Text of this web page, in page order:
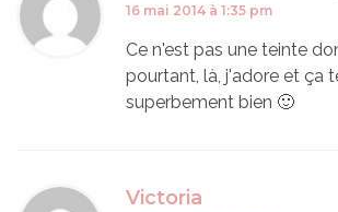
16 mai 2014 à 1:35 pm
Ce n'est pas une teinte
pourtant, là, j'adore et ça
superbement bien 🙂
Victoria